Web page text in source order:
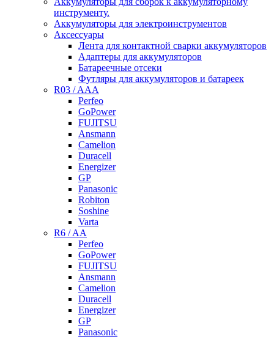
инструменту.
Аккумуляторы для электроинструментов
Аксессуары
Лента для контактной сварки аккумуляторов
Адаптеры для аккумуляторов
Батареечные отсеки
Футляры для аккумуляторов и батареек
R03 / AAA
Perfeo
GoPower
FUJITSU
Ansmann
Camelion
Duracell
Energizer
GP
Panasonic
Robiton
Soshine
Varta
R6 / AA
Perfeo
GoPower
FUJITSU
Ansmann
Camelion
Duracell
Energizer
GP
Panasonic